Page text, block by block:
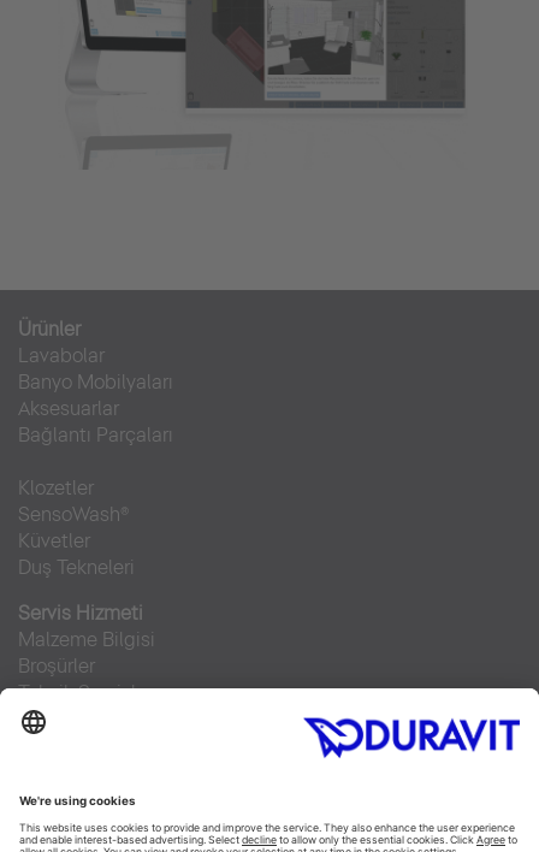
Ürünler
Lavabolar
Banyo Mobilyaları
Aksesuarlar
Bağlantı Parçaları
Klozetler
SensoWash®
Küvetler
Duş Tekneleri
Servis Hizmeti
Malzeme Bilgisi
Broşürler
Teknik Servisler
Sıkça sorulan sorular
Facebook
Instagram